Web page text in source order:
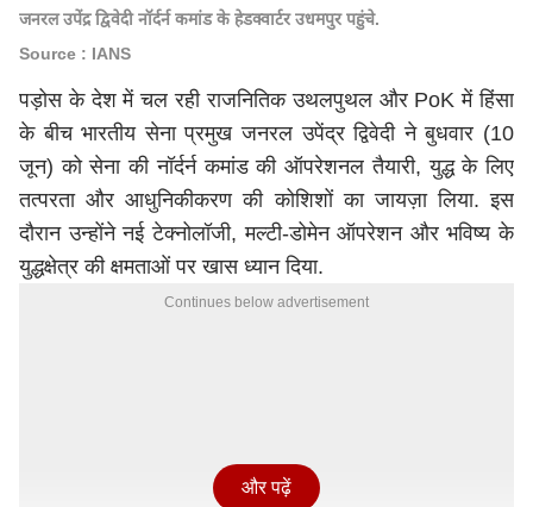
जनरल उपेंद्र द्विवेदी नॉर्दर्न कमांड के हेडक्वार्टर उधमपुर पहुंचे.
Source : IANS
पड़ोस के देश में चल रही राजनितिक उथलपुथल और PoK में हिंसा
के बीच भारतीय सेना प्रमुख जनरल उपेंद्र द्विवेदी ने बुधवार (10
जून) को सेना की नॉर्दर्न कमांड की ऑपरेशनल तैयारी, युद्ध के लिए
तत्परता और आधुनिकीकरण की कोशिशों का जायज़ा लिया. इस
दौरान उन्होंने नई टेक्नोलॉजी, मल्टी-डोमेन ऑपरेशन और भविष्य के
युद्धक्षेत्र की क्षमताओं पर खास ध्यान दिया.
Continues below advertisement
और पढ़ें